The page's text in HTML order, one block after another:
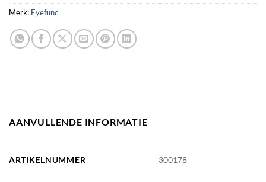
Merk: Eyefunc
AANVULLENDE INFORMATIE
ARTIKELNUMMER 300178